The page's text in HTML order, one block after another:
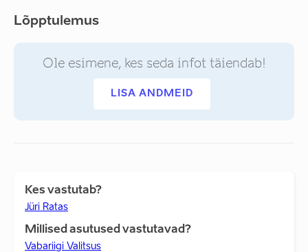
Lõpptulemus
Ole esimene, kes seda infot täiendab!
LISA ANDMEID
Kes vastutab?
Jüri Ratas
Millised asutused vastutavad?
Vabariigi Valitsus